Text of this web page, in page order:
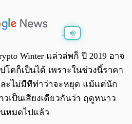
0:00
Winter แล่วล่พก็ ปี 2019 อาจ
โตก็เป็นได้ เพราะในช่วงนี้ราคา
ะไม่มีทีท่าว่าจะหยุด แม้แต่นัก
เป็นเสียงเดียวกันว่า ฤดูหนาว
หมดไปแล้ว